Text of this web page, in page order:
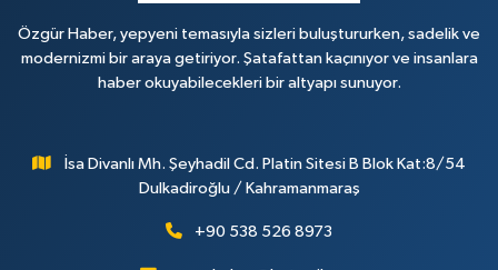
Özgür Haber, yepyeni temasıyla sizleri buluştururken, sadelik ve
modernizmi bir araya getiriyor. Şatafattan kaçınıyor ve insanlara
haber okuyabilecekleri bir altyapı sunuyor.
İsa Divanlı Mh. Şeyhadil Cd. Platin Sitesi B Blok Kat:8/54
Dulkadiroğlu / Kahramanmaraş
+90 538 526 8973